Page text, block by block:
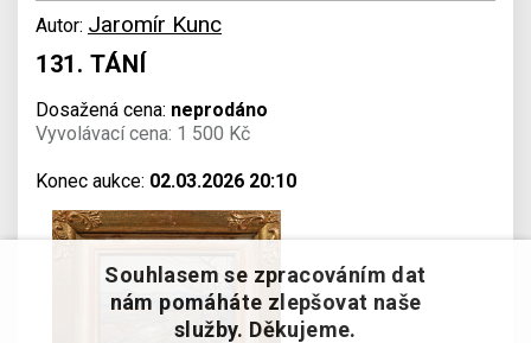
Autor: Jaromír Kunc
131. TÁNÍ
Dosažená cena: neprodáno
Vyvolávací cena: 1 500 Kč
Konec aukce: 02.03.2026 20:10
Souhlasem se zpracováním dat
nám pomáháte zlepšovat naše
služby. Děkujeme.